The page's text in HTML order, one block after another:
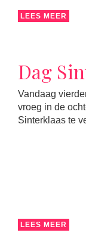
LEES MEER
Dag
Vandaag
vroeg in de
Sinterklaas te
LEES MEER